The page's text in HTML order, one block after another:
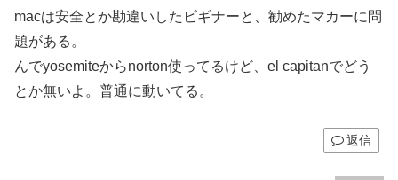
macは安全とか勘違いしたビギナーと、勧めたマカーに問
題がある。
んでyosemiteからnorton使ってるけど、el capitanでどう
とか無いよ。普通に動いてる。
返信